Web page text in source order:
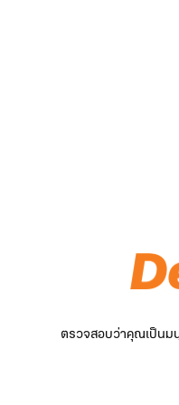
ตรวจสอบว่าคุณเป็นม